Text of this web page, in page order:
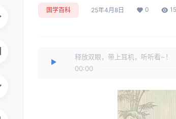
国学百科 25年4月8日 0 15
释放双眼，带上耳机，听听看~！
00:00